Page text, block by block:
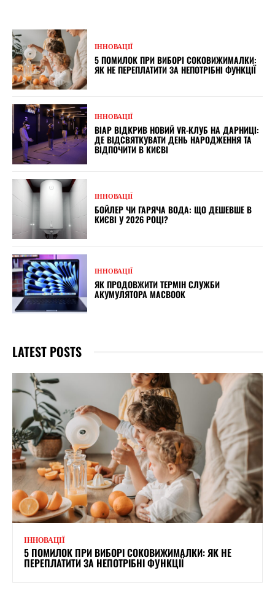
ІННОВАЦІЇ
5 ПОМИЛОК ПРИ ВИБОРІ СОКОВИЖИМАЛКИ:
ЯК НЕ ПЕРЕПЛАТИТИ ЗА НЕПОТРІБНІ ФУНКЦІЇ
ІННОВАЦІЇ
ВІАР ВІДКРИВ НОВИЙ VR-КЛУБ НА ДАРНИЦІ:
ДЕ ВІДСВЯТКУВАТИ ДЕНЬ НАРОДЖЕННЯ ТА
ВІДПОЧИТИ В КИЄВІ
ІННОВАЦІЇ
БОЙЛЕР ЧИ ГАРЯЧА ВОДА: ЩО ДЕШЕВШЕ В
КИЄВІ У 2026 РОЦІ?
ІННОВАЦІЇ
ЯК ПРОДОВЖИТИ ТЕРМІН СЛУЖБИ
АКУМУЛЯТОРА MACBOOK
LATEST POSTS
ІННОВАЦІЇ
5 ПОМИЛОК ПРИ ВИБОРІ СОКОВИЖИМАЛКИ: ЯК НЕ
ПЕРЕПЛАТИТИ ЗА НЕПОТРІБНІ ФУНКЦІЇ